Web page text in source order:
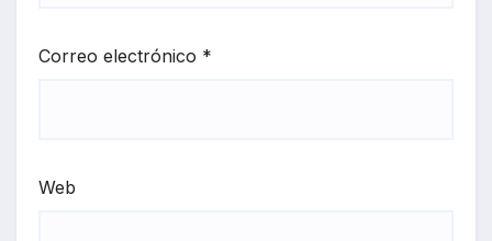
Correo electrónico *
Web